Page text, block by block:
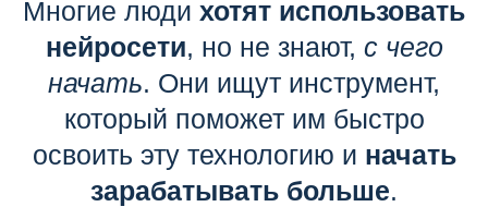
Многие люди хотят использовать
нейросети, но не знают, с чего
начать. Они ищут инструмент,
который поможет им быстро
освоить эту технологию и начать
зарабатывать больше.